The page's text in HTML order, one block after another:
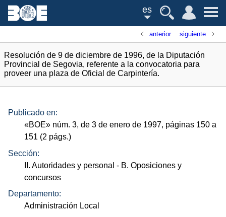
es
anterior siguiente
Resolución de 9 de diciembre de 1996, de la Diputación
Provincial de Segovia, referente a la convocatoria para
proveer una plaza de Oficial de Carpintería.
Publicado en:
«BOE» núm. 3, de 3 de enero de 1997, páginas 150 a
151 (2 págs.)
Sección:
II. Autoridades y personal - B. Oposiciones y
concursos
Departamento:
Administración Local